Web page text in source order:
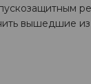
вышедшие из